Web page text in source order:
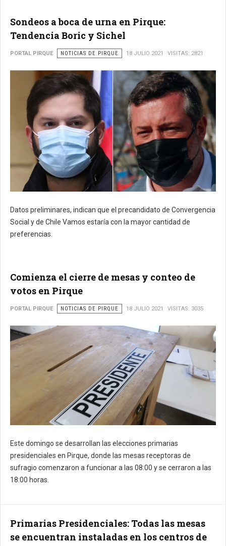
Sondeos a boca de urna en Pirque:
Tendencia Boric y Sichel
PORTAL PIRQUE NOTICIAS DE PIRQUE 18 JULIO 2021 VISITAS: 2821
Datos preliminares, indican que el precandidato de Convergencia
Social y de Chile Vamos estaría con la mayor cantidad de
preferencias.
Comienza el cierre de mesas y conteo de
votos en Pirque
PORTAL PIRQUE NOTICIAS DE PIRQUE 18 JULIO 2021 VISITAS: 3035
Este domingo se desarrollan las elecciones primarias
presidenciales en Pirque, donde las mesas receptoras de
sufragio comenzaron a funcionar a las 08:00 y se cerraron a las
18:00 horas.
Primarias Presidenciales: Todas las mesas
se encuentran instaladas en los centros de